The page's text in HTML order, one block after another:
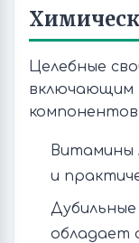
Целебные
включающим
Витамины
и
обладает